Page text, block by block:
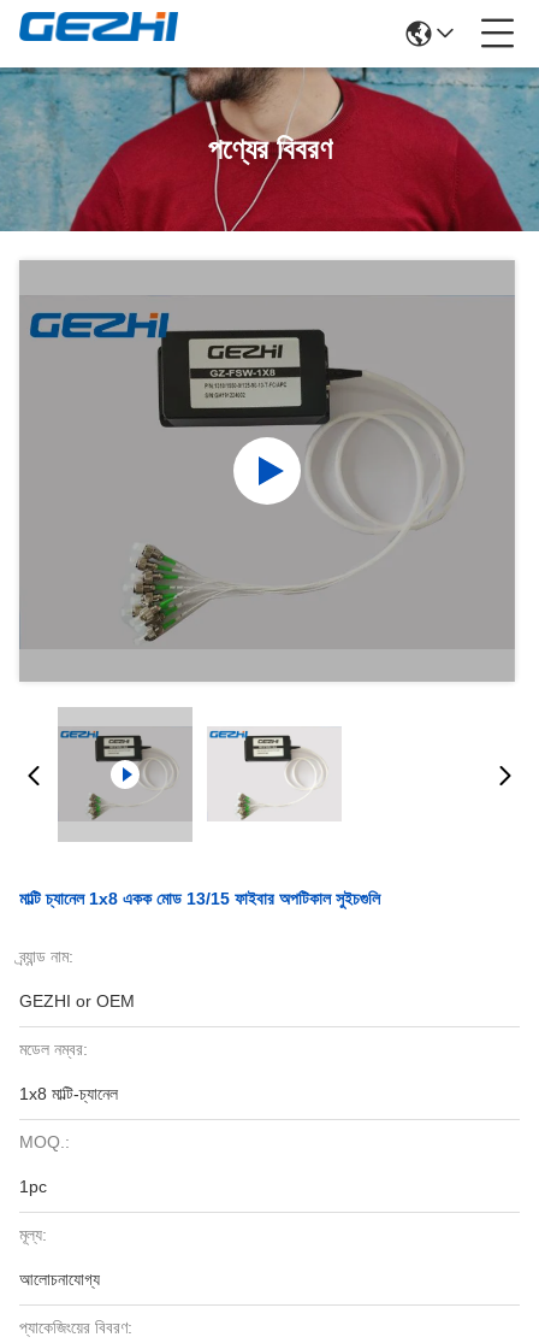
পণ্যের বিবরণ
মাল্টি চ্যানেল 1x8 একক মোড 13/15 ফাইবার অপটিকাল সুইচগুলি
ব্র্যান্ড নাম:
GEZHI or OEM
মডেল নম্বর:
1x8 মাল্টি-চ্যানেল
MOQ.:
1pc
মূল্য:
আলোচনাযোগ্য
প্যাকেজিংয়ের বিবরণ: